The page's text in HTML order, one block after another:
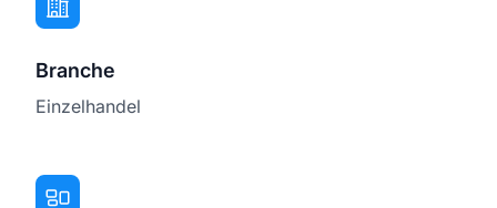
Branche
Einzelhandel